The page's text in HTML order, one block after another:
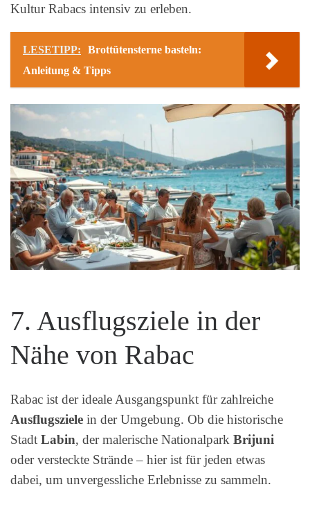
Kultur Rabacs intensiv zu erleben.
LESETIPP:
Brottütensterne basteln:
Anleitung & Tipps
7. Ausflugsziele in der
Nähe von Rabac
Rabac ist der ideale Ausgangspunkt für zahlreiche
Ausflugsziele in der Umgebung. Ob die historische
Stadt Labin, der malerische Nationalpark Brijuni
oder versteckte Strände – hier ist für jeden etwas
dabei, um unvergessliche Erlebnisse zu sammeln.